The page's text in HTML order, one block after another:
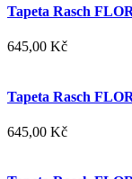
Tapeta Rasch
645,00 Kč
Tapeta Rasch
645,00 Kč